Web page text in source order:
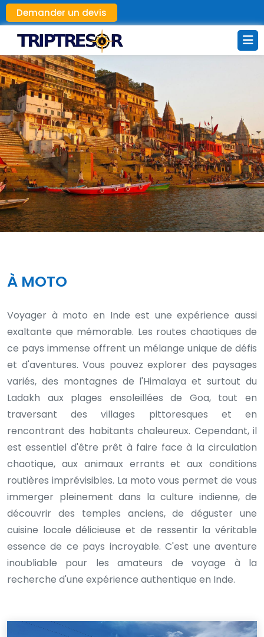
Demander un devis
À MOTO
Voyager à moto en Inde est une expérience aussi
exaltante que mémorable. Les routes chaotiques de
ce pays immense offrent un mélange unique de défis
et d'aventures. Vous pouvez explorer des paysages
variés, des montagnes de l'Himalaya et surtout du
Ladakh aux plages ensoleillées de Goa, tout en
traversant des villages pittoresques et en
rencontrant des habitants chaleureux. Cependant, il
est essentiel d'être prêt à faire face à la circulation
chaotique, aux animaux errants et aux conditions
routières imprévisibles. La moto vous permet de vous
immerger pleinement dans la culture indienne, de
découvrir des temples anciens, de déguster une
cuisine locale délicieuse et de ressentir la véritable
essence de ce pays incroyable. C'est une aventure
inoubliable pour les amateurs de voyage à la
recherche d'une expérience authentique en Inde.